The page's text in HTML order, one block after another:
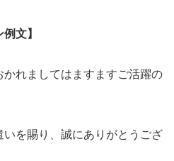
文】
れましてはますますご活躍の
を賜り、誠にありがとうござ